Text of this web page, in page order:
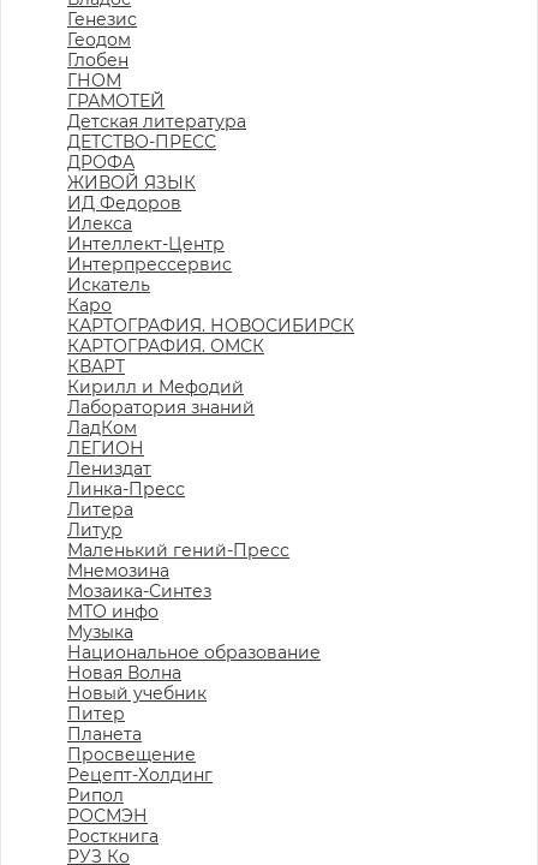
Генезис
Геодом
Глобен
ГНОМ
ГРАМОТЕЙ
Детская литература
ДЕТСТВО-ПРЕСС
ДРОФА
ЖИВОЙ ЯЗЫК
ИД Федоров
Илекса
Интеллект-Центр
Интерпрессервис
Искатель
Каро
КАРТОГРАФИЯ. НОВОСИБИРСК
КАРТОГРАФИЯ. ОМСК
КВАРТ
Кирилл и Мефодий
Лаборатория знаний
ЛадКом
ЛЕГИОН
Лениздат
Линка-Пресс
Литера
Литур
Маленький гений-Пресс
Мнемозина
Мозаика-Синтез
МТО инфо
Музыка
Национальное образование
Новая Волна
Новый учебник
Питер
Планета
Просвещение
Рецепт-Холдинг
Рипол
РОСМЭН
Росткнига
РУЗ Ко